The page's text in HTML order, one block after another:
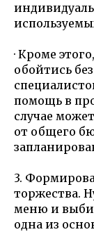
· Кроме
обойтись
помощь в
случае
от общего
3.
торжества.
меню и
одна из